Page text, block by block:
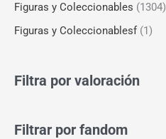
Figuras y Coleccionables (1304)
Figuras y Coleccionablesf (1)
Filtra por valoración
Filtrar por fandom